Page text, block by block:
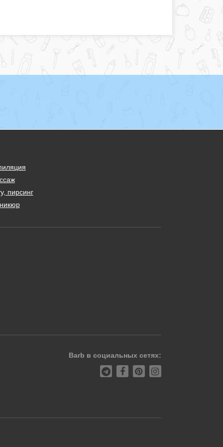
пирсинг
Barb в социальных сетях: